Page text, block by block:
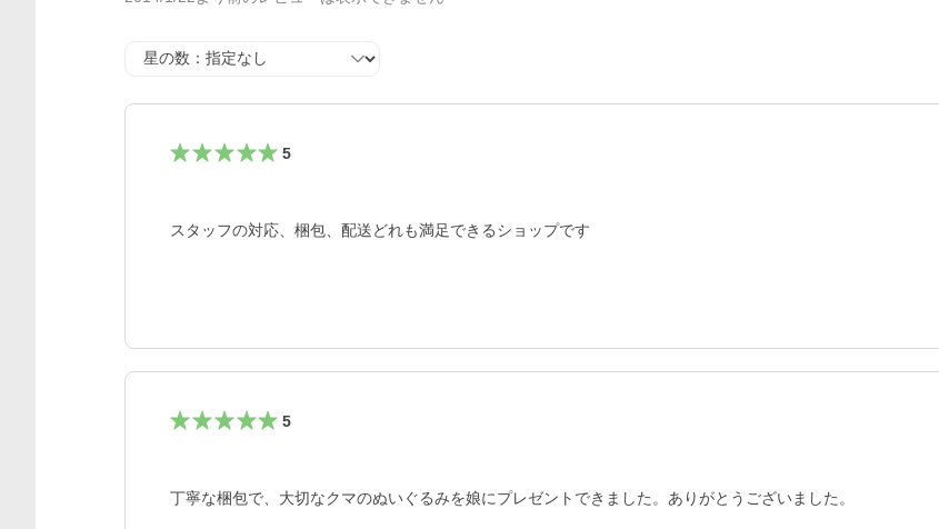
星の数
5
スタッフの対応、梱包、配送どれも満足できるショップです
5
丁寧な梱包で、大切なクマのぬいぐるみを娘にプレゼントできました。ありがとうございました。